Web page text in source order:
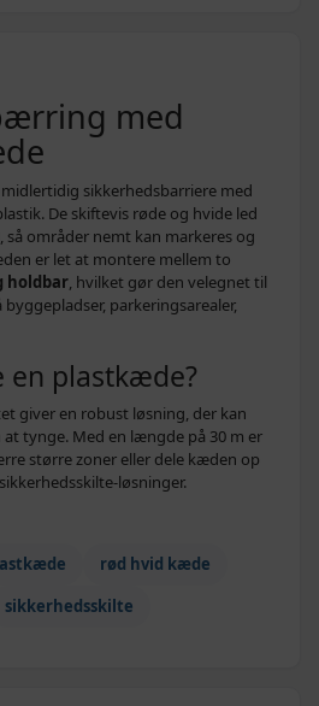
med
sikkerhedsbarriere med
De skiftevis røde og hvide led
, så områder nemt kan markeres og
er let at montere mellem to
holdbar, hvilket gør den velegnet til
parkeringsarealer,
plastkæde?
giver en robust løsning, der kan
tynge. Med en længde på 30 m er
større zoner eller dele kæden op
løsninger.
rød hvid kæde
sikkerhedsskilte